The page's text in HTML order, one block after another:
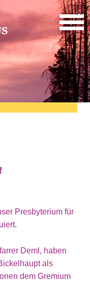
Presbyterium für
Deml, haben
als
dem Gremium